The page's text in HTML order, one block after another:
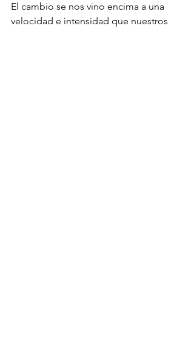
El cambio se nos vino encima a una
velocidad e intensidad que nuestros